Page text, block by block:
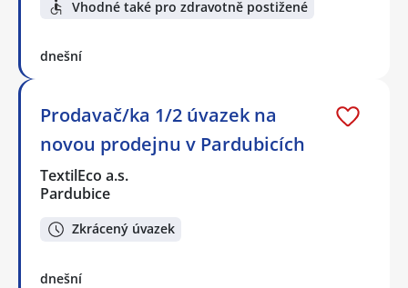
Vhodné také pro zdravotně postižené
dnešní
Prodavač/ka 1/2 úvazek na
novou prodejnu v Pardubicích
TextilEco a.s.
Pardubice
Zkrácený úvazek
dnešní